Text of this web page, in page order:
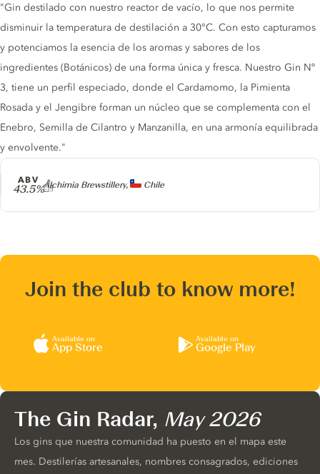
Producer
Alchimia Brewstillery, Chile
ABV
43.5%
Gin description
"Gin destilado con nuestro reactor de vacío, lo que nos permite
disminuir la temperatura de destilación a 30°C. Con esto capturamos
y potenciamos la esencia de los aromas y sabores de los
ingredientes (Botánicos) de una forma única y fresca. Nuestro Gin Nº
3, tiene un perfil especiado, donde el Cardamomo, la Pimienta
Rosada y el Jengibre forman un núcleo que se complementa con el
Enebro, Semilla de Cilantro y Manzanilla, en una armonía equilibrada
y envolvente."
Join the club to know more!
Available on
App Store
Available on
Google Play
The Gin Radar, May 2026
Los gins que nuestra comunidad ha puesto en el mapa este
mes. Destilerías artesanales, nombres consagrados, ediciones